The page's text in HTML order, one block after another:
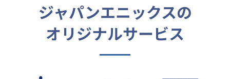
ジャパンエニックスの
オリジナルサービス